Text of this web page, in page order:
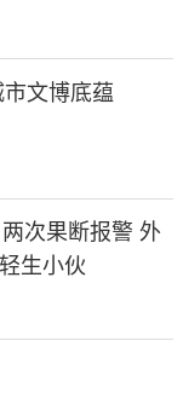
文博底蕴
次果断报警 外
生小伙